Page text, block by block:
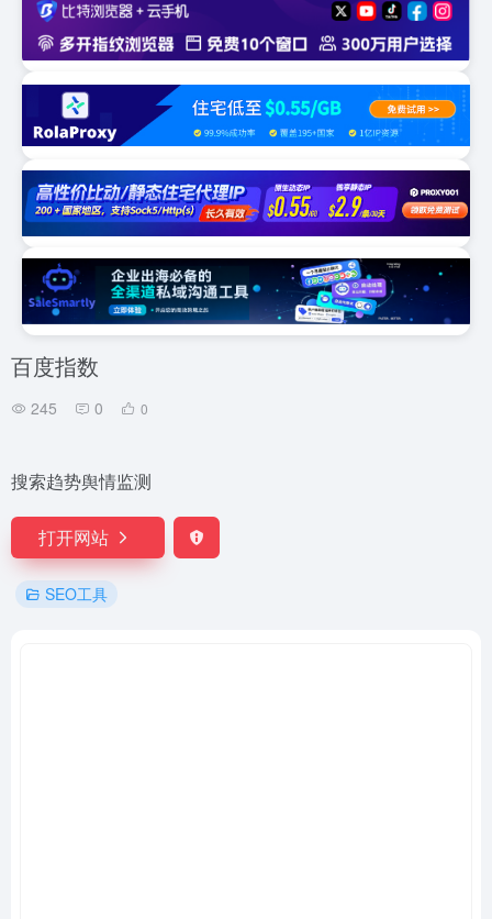
百度指数
245 0 0
搜索趋势舆情监测
打开网站
SEO工具